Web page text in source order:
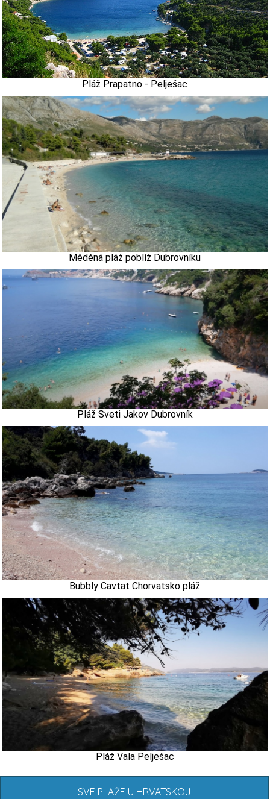
Pláž Prapatno - Pelješac
Měděná pláž poblíž Dubrovníku
Pláž Sveti Jakov Dubrovník
Bubbly Cavtat Chorvatsko pláž
Pláž Vala Pelješac
SVE PLAŽE U HRVATSKOJ